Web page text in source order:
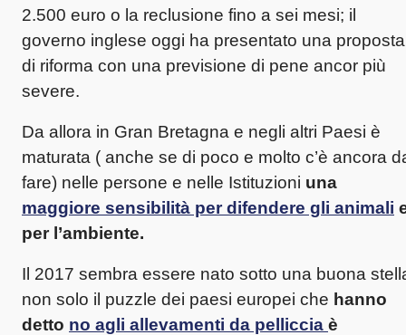
2.500 euro o la reclusione fino a sei mesi; il
governo inglese oggi ha presentato una proposta
di riforma con una previsione di pene ancor più
severe.
Da allora in Gran Bretagna e negli altri Paesi è
maturata ( anche se di poco e molto c’è ancora
fare) nelle persone e nelle Istituzioni una
maggiore sensibilità per difendere gli animali
per l’ambiente.
Il 2017 sembra essere nato sotto una buona
non solo il puzzle dei paesi europei che hanno
detto no agli allevamenti da pelliccia è